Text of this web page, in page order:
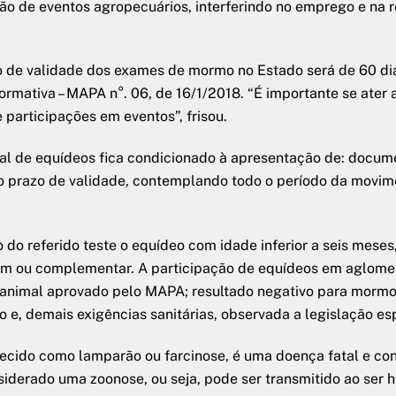
de eventos agropecuários, interferindo no emprego e na
validade dos exames de mormo no Estado será de 60
– MAPA n°. 06, de 16/1/2018. “É importante se
em eventos”, frisou.
de equídeos fica condicionado à apresentação de:
de validade, contemplando todo o período da
referido teste o equídeo com idade inferior a seis
ou complementar. A participação de equídeos em
aprovado pelo MAPA; resultado negativo para
e, demais exigências sanitárias, observada a legislação
como lamparão ou farcinose, é uma doença fatal e
uma zoonose, ou seja, pode ser transmitido ao ser